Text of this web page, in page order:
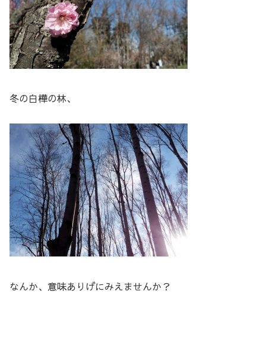
冬の白樺の林、
なんか、意味ありげにみえませんか？